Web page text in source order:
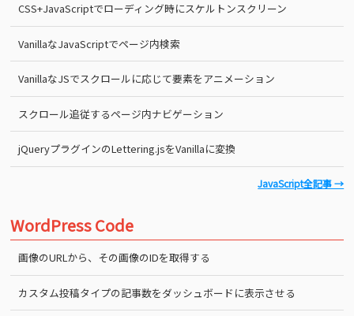
CSS+JavaScriptでローディング時にスケルトンスクリーン
VanillaなJavaScriptでページ内検索
VanillaなJSでスクロールに応じて要素をアニメーション
スクロール追従するページ内ナビゲーション
jQueryプラグインのLettering.jsをVanillaに変換
JavaScript全記事 →
WordPress Code
画像のURLから、その画像のIDを取得する
カスタム投稿タイプの記事数をダッシュボードに表示させる